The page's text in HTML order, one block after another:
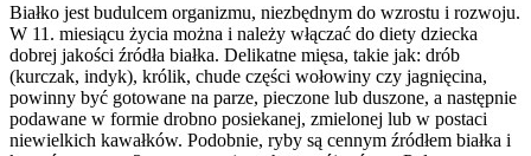
Białko jest budulcem organizmu, niezbędnym do wzrostu i rozwoju.
W 11. miesiącu życia można i należy włączać do diety dziecka
dobrej jakości źródła białka. Delikatne mięsa, takie jak: drób
(kurczak, indyk), królik, chude części wołowiny czy jagnięcina,
powinny być gotowane na parze, pieczone lub duszone, a następnie
podawane w formie drobno posiekanej, zmielonej lub w postaci
niewielkich kawałków. Podobnie, ryby są cennym źródłem białka i